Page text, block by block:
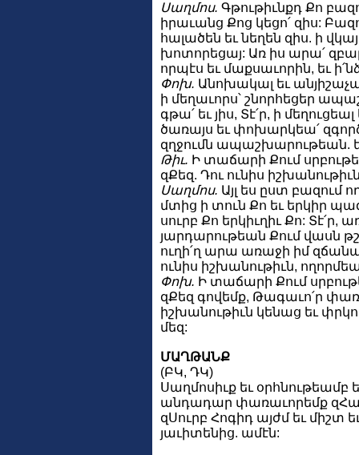
Սաղմոս. Գթութիւնքդ Քո
իրաւանց Քոց կեցո՛ զիս:
հալածեն եւ նեղեն զիս. ի
խոտորեցայ: Առ իս արա՛
որպէս եւ մաքսաւորին, եւ
Փոխ. Անոխակալ եւ
ի մեղաւորս՝ շնորհեցեր
գթա՛ եւ յիս, Տէ՛ր, ի
ծառայս եւ փոխարկեա՛
զղջումն ապաշխարութեան.
Թիւ. Ի տաճարի Քում
զՔեզ. Դու ունիս
Սաղմոս. Այլ ես ըստ բազում
մտից ի տուն Քո եւ երկիր
սուրբ Քո երկիւղիւ Քո: Տէ՛ր,
յարդարութեան Քում վասն
ուղի՛ղ արա առաջի իմ
ունիս իշխանութիւն,
Փոխ. Ի տաճարի Քում
զՔեզ գովեմք, Թագաւո՛ր
իշխանութիւն կենաց եւ
մեզ:
ՄԱՂԹԱՆՔ
(ԲԿ, ԴԿ)
Սաղմոսիւք եւ օրհնութեամբ
անդադար փառաւորեմք
զՍուրբ Հոգիդ այժմ եւ միշտ
յաւիտենից. ամէն: